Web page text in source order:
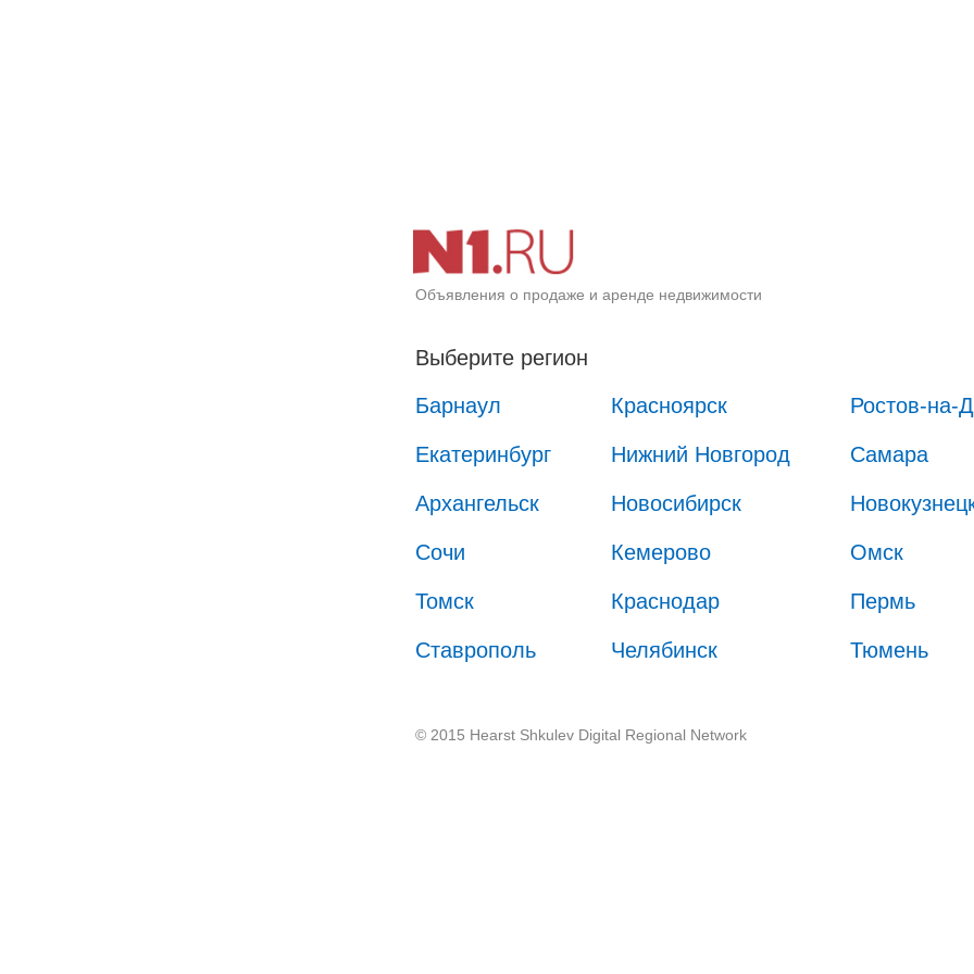
Объявления о продаже и аренде недвижимости
Выберите регион
Барнаул
Красноярск Ростов-на-
Екатеринбург Нижний Новгород Самара
Архангельск Новосибирск
Сочи Кемерово Омск
Томск Краснодар Пермь
Ставрополь Челябинск Тюмень
© 2015 Hearst Shkulev Digital Regional Network